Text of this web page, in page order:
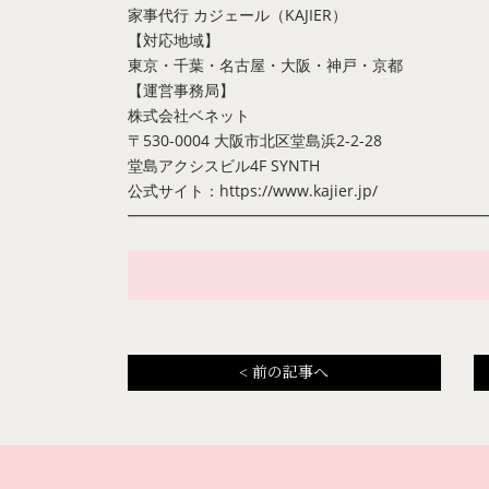
家事代行 カジェール（KAJIER）
【対応地域】
東京・千葉・名古屋・大阪・神戸・京都
【運営事務局】
株式会社ベネット
〒530-0004 大阪市北区堂島浜2-2-28
堂島アクシスビル4F SYNTH
公式サイト： https://www.kajier.jp/
<前の記事へ